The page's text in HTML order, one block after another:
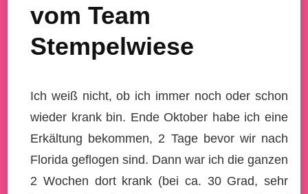
vom Team
Stempelwiese
Ich weiß nicht, ob ich immer noch oder schon
wieder krank bin. Ende Oktober habe ich eine
Erkältung bekommen, 2 Tage bevor wir nach
Florida geflogen sind. Dann war ich die ganzen
2 Wochen dort krank (bei ca. 30 Grad, sehr